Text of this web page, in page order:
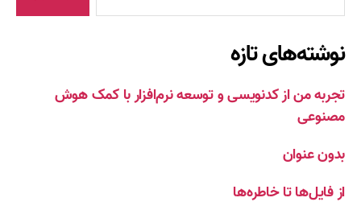
نوشته‌های تازه
تجربه من از کدنویسی و توسعه نرم‌افزار با کمک هوش
مصنوعی
بدون عنوان
از فایل‌ها تا خاطره‌ها